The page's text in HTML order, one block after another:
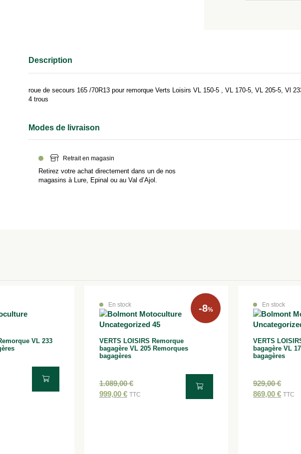
roue de secours 165 /70R13 pour remorque Verts Loisirs VL 150-5 , VL 170-5, VL 205-5, Vl
4 trous
Modes de livraison
Retrait en magasin
Retirez votre achat directement dans un de nos
magasins à Lure, Epinal ou au Val d’Ajol.
VL 233
En stock
VERTS LOISIRS Remorque
bagagère VL 205 Remorques
bagagères
1.089,00€
999,00 € TTC
-8%
En stock
VERTS
bagagère VL
bagagères
929,00€
869,00€ TTC